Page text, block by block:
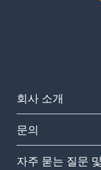
회사 소개
문의
자주 묻는 질문